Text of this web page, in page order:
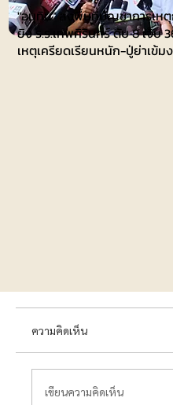
"อนุทิน" ลงพื้นที่บัญชาการเห
ยิง ร.ร.เทพศิรินทร์ ดับ 8 เจ็บ
เหตุเครียดเรียนหนัก-ปู่ย่าเข้ม
ความคิดเห็น
เขียนความคิดเห็น